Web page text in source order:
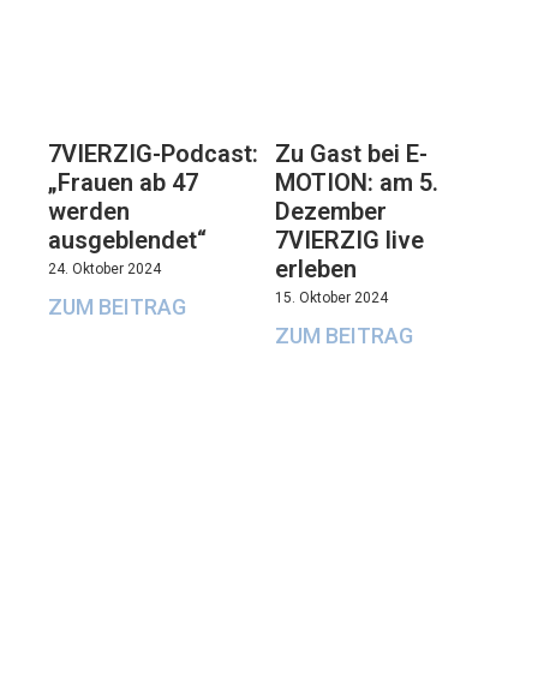
7VIERZIG-Podcast:
„Frauen ab 47
werden
ausgeblendet“
24. Oktober 2024
ZUM BEITRAG
Zu Gast bei E-
MOTION: am 5.
Dezember
7VIERZIG live
erleben
15. Oktober 2024
ZUM BEITRAG